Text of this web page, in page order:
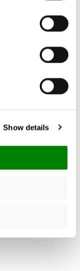
Show details